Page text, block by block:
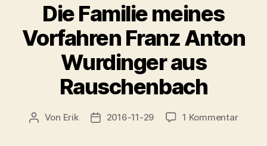
Die Familie meines
Vorfahren Franz Anton
Wurdinger aus
Rauschenbach
Beitragsautor
Von Erik Veröffentlichungsdatum
2016-11-29 1 Kommentarzu